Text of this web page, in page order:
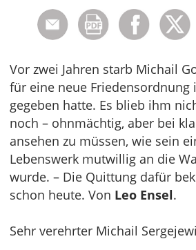
Vor zwei Jahren starb Michail
für eine neue Friedensordnung
gegeben hatte. Es blieb ihm
noch – ohnmächtig, aber bei
ansehen zu müssen, wie sein
Lebenswerk mutwillig an die
wurde. – Die Quittung dafür
schon heute. Von Leo Ensel.
Sehr verehrter Michail